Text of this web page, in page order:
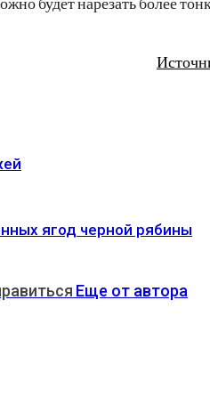
ягод черной рябины
Еще от автора